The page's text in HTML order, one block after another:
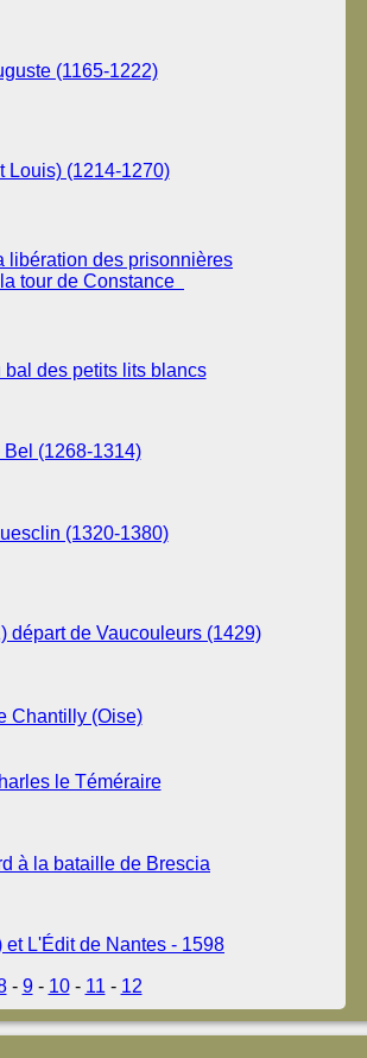
(1165-1222)
Louis) (1214-1270)
libération des prisonnières
tour de Constance
des petits lits blancs
(1268-1314)
(1320-1380)
départ de Vaucouleurs (1429)
Chantilly (Oise)
le Téméraire
à la bataille de Brescia
et L'Édit de Nantes - 1598
- 9- 10- 11 - 12